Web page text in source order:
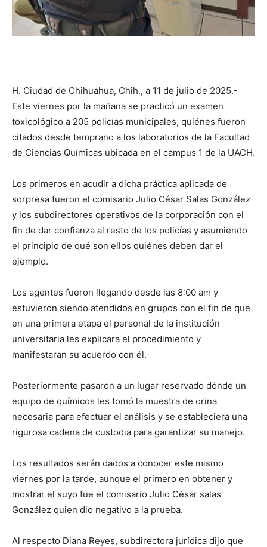
H. Ciudad de Chihuahua, Chih., a 11 de julio de 2025.-
Este viernes por la mañana se practicó un examen
toxicológico a 205 policías municipales, quiénes fueron
citados desde temprano a los laboratorios de la Facultad
de Ciencias Químicas ubicada en el campus 1 de la UACH.
Los primeros en acudir a dicha práctica aplicada de
sorpresa fueron el comisario Julio César Salas González
y los subdirectores operativos de la corporación con el
fin de dar confianza al resto de los policías y asumiendo
el principio de qué son ellos quiénes deben dar el
ejemplo.
Los agentes fueron llegando desde las 8:00 am y
estuvieron siendo atendidos en grupos con el fin de que
en una primera etapa el personal de la institución
universitaria les explicara el procedimiento y
manifestaran su acuerdo con él.
Posteriormente pasaron a un lugar reservado dónde un
equipo de químicos les tomó la muestra de orina
necesaria para efectuar el análisis y se estableciera una
rigurosa cadena de custodia para garantizar su manejo.
Los resultados serán dados a conocer este mismo
viernes por la tarde, aunque el primero en obtener y
mostrar el suyo fue el comisario Julio César salas
González quien dio negativo a la prueba.
Al respecto Diana Reyes, subdirectora jurídica dijo que